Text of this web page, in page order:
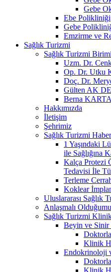
Gebe
Ebe Polikliniği
Gebe
Emzirme ve
Sağlık Turizmi
Sağlık Turizmi Birimi
Uzm. Dr.
Op. Dr. Utku
Doç. Dr.
Gülten AK
Berna
Hakkımızda
İletişim
Şehrimiz
Sağlık Turizmi
1 Yaşındaki
ile Sağlığına
Kalça Protezi
Tedavisi İle
Terleme
Koklear
Uluslararası Sağlık
Anlaşmalı
Sağlık Turizmi
Beyin ve Sinir
Klinik
Endokrinoloji
Klinik